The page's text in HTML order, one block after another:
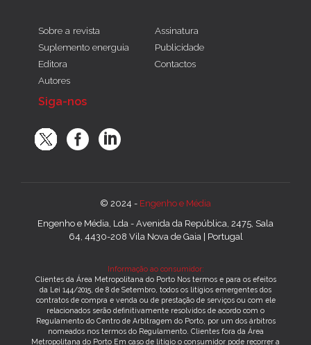
Sobre a revista
Suplemento energuia
Editora
Autores
Assinatura
Publicidade
Contactos
Siga-nos
© 2024 - Engenho e Média
Engenho e Média, Lda - Avenida da República, 2475, Sala
64, 4430-208 Vila Nova de Gaia | Portugal
Informação ao consumidor:
Clientes da Área Metropolitana do Porto Nos termos e para os efeitos
da Lei 144/2015, de 8 de Setembro, todos os litígios emergentes dos
contratos de compra e venda ou de prestação de serviços ou com ele
relacionados serão definitivamente resolvidos de acordo com o
Regulamento do Centro de Arbitragem do Porto, por um dos árbitros
nomeados nos termos do Regulamento. Clientes fora da Área
Metropolitana do Porto Em caso de litígio o consumidor pode recorrer a